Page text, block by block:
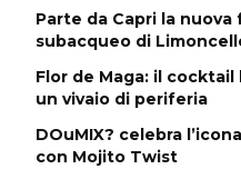
Parte da Capri la
subacqueo di
Flor de Maga: il
un vivaio di periferia
DOuMIX? celebra
con Mojito Twist